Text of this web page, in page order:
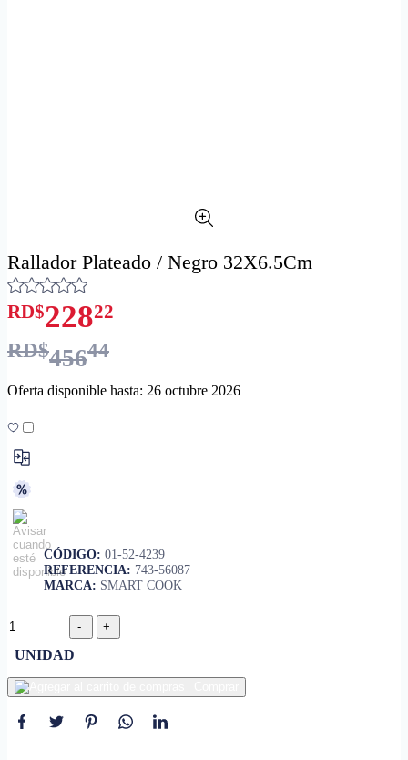
Rallador Plateado / Negro 32X6.5Cm
RD$22822
RD$45644
Oferta disponible hasta: 26 octubre 2026
CÓDIGO: 01-52-4239
REFERENCIA: 743-56087
MARCA: SMART COOK
UNIDAD